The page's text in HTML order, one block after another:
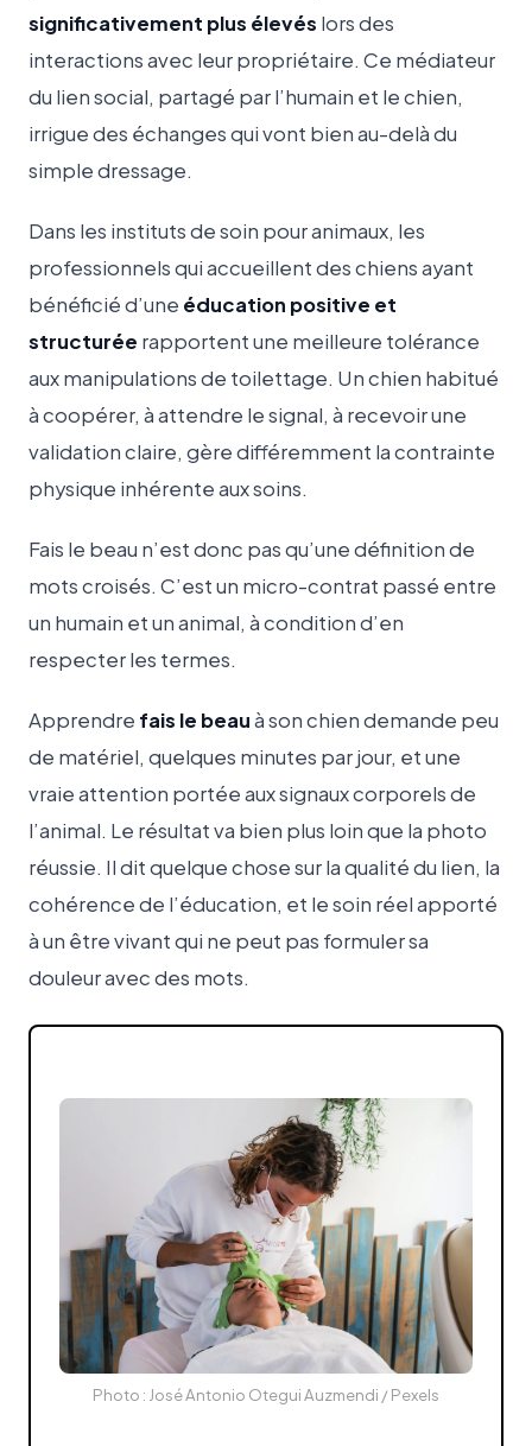
significativement plus élevés lors des
interactions avec leur propriétaire. Ce médiateur
du lien social, partagé par l’humain et le chien,
irrigue des échanges qui vont bien au-delà du
simple dressage.
Dans les instituts de soin pour animaux, les
professionnels qui accueillent des chiens ayant
bénéficié d’une éducation positive et
structurée rapportent une meilleure tolérance
aux manipulations de toilettage. Un chien habitué
à coopérer, à attendre le signal, à recevoir une
validation claire, gère différemment la contrainte
physique inhérente aux soins.
Fais le beau n’est donc pas qu’une définition de
mots croisés. C’est un micro-contrat passé entre
un humain et un animal, à condition d’en
respecter les termes.
Apprendre fais le beauà son chien demande peu
de matériel, quelques minutes par jour, et une
vraie attention portée aux signaux corporels de
l’animal. Le résultat va bien plus loin que la photo
réussie. Il dit quelque chose sur la qualité du lien, la
cohérence de l’éducation, et le soin réel apporté
à un être vivant qui ne peut pas formuler sa
douleur avec des mots.
Photo : José Antonio Otegui Auzmendi / Pexels